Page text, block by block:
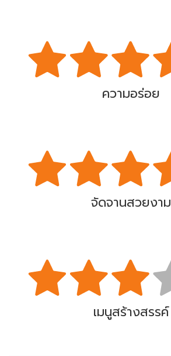
ความอร่อย
จัดจานสวยงาม
เมนูสร้างสรรค์